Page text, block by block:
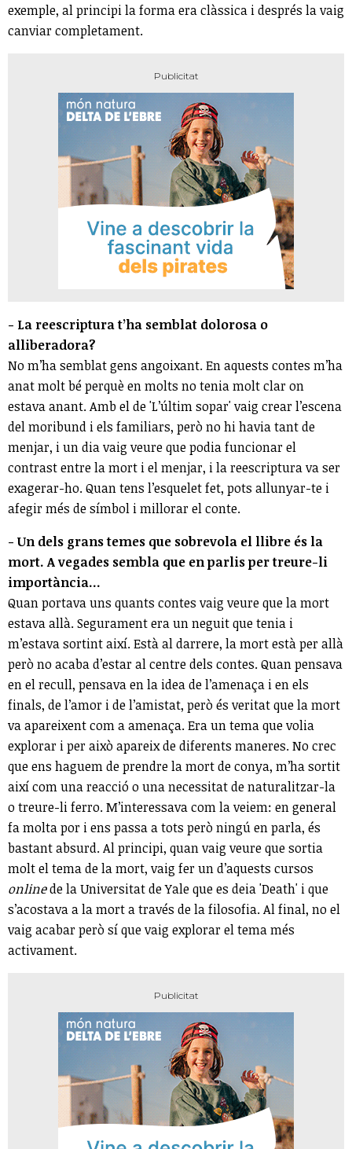
exemple, al principi la forma era clàssica i després la vaig
canviar completament.
- La reescriptura t’ha semblat dolorosa o
alliberadora?
No m’ha semblat gens angoixant. En aquests contes m’ha
anat molt bé perquè en molts no tenia molt clar on
estava anant. Amb el de 'L’últim sopar' vaig crear l’escena
del moribund i els familiars, però no hi havia tant de
menjar, i un dia vaig veure que podia funcionar el
contrast entre la mort i el menjar, i la reescriptura va ser
exagerar-ho. Quan tens l’esquelet fet, pots allunyar-te i
afegir més de símbol i millorar el conte.
- Un dels grans temes que sobrevola el llibre és la
mort. A vegades sembla que en parlis per treure-li
importància…
Quan portava uns quants contes vaig veure que la mort
estava allà. Segurament era un neguit que tenia i
m’estava sortint així. Està al darrere, la mort està per allà
però no acaba d’estar al centre dels contes. Quan pensava
en el recull, pensava en la idea de l’amenaça i en els
finals, de l’amor i de l’amistat, però és veritat que la mort
va apareixent com a amenaça. Era un tema que volia
explorar i per això apareix de diferents maneres. No crec
que ens haguem de prendre la mort de conya, m’ha sortit
així com una reacció o una necessitat de naturalitzar-la
o treure-li ferro. M’interessava com la veiem: en general
fa molta por i ens passa a tots però ningú en parla, és
bastant absurd. Al principi, quan vaig veure que sortia
molt el tema de la mort, vaig fer un d’aquests cursos
onlinede la Universitat de Yale que es deia 'Death' i que
s’acostava a la mort a través de la filosofia. Al final, no el
vaig acabar però sí que vaig explorar el tema més
activament.